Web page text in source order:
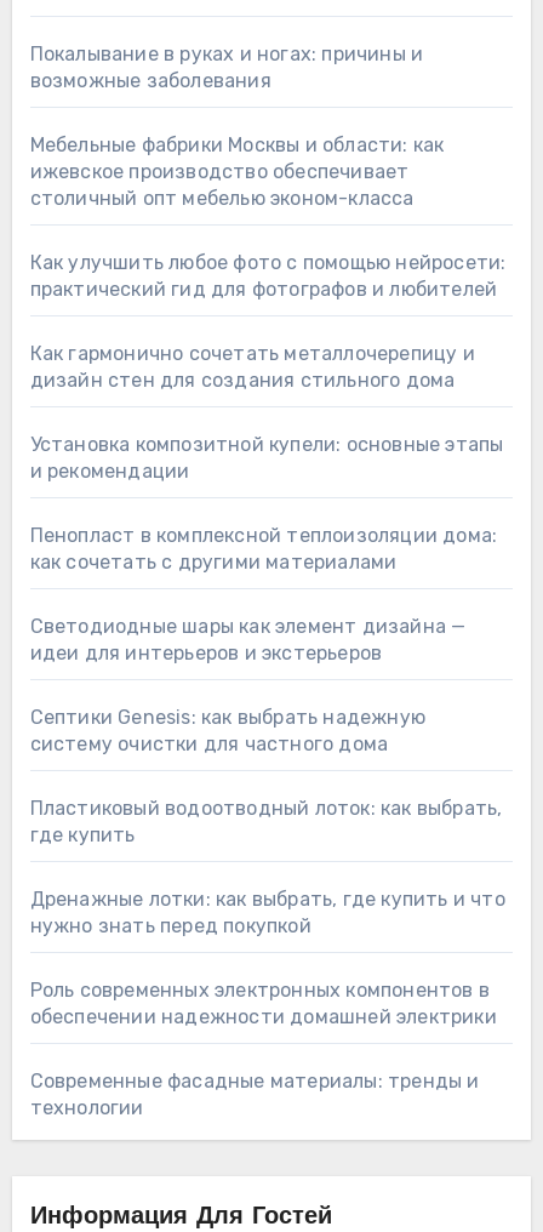
Покалывание в руках и ногах: причины и
возможные заболевания
Мебельные фабрики Москвы и области: как
ижевское производство обеспечивает
столичный опт мебелью эконом-класса
Как улучшить любое фото с помощью нейросети:
практический гид для фотографов и любителей
Как гармонично сочетать металлочерепицу и
дизайн стен для создания стильного дома
Установка композитной купели: основные этапы
и рекомендации
Пенопласт в комплексной теплоизоляции дома:
как сочетать с другими материалами
Светодиодные шары как элемент дизайна —
идеи для интерьеров и экстерьеров
Септики Genesis: как выбрать надежную
систему очистки для частного дома
Пластиковый водоотводный лоток: как выбрать,
где купить
Дренажные лотки: как выбрать, где купить и что
нужно знать перед покупкой
Роль современных электронных компонентов в
обеспечении надежности домашней электрики
Современные фасадные материалы: тренды и
технологии
Информация Для Гостей